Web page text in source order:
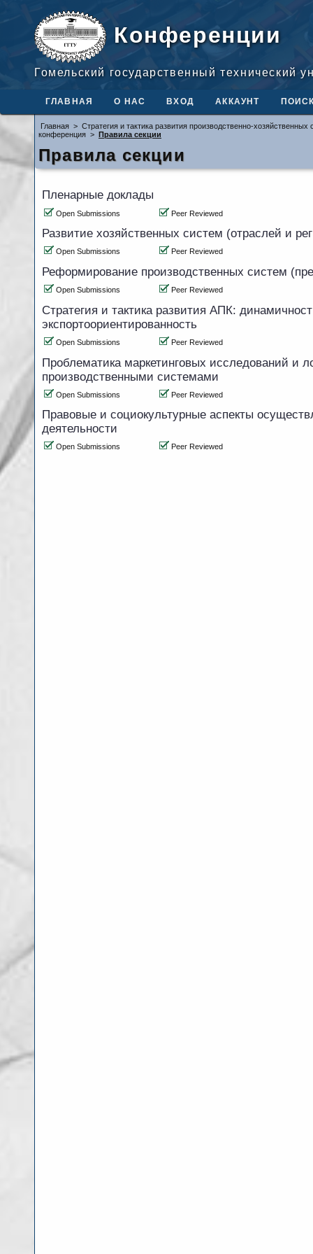
Конференции
Гомельский государственный технический
ГЛАВНАЯ О НАС ВХОД АККАУНТ
Главная > Стратегия и тактика развития производственно-хозяйственных
конференция > Правила секции
Правила секции
Пленарные доклады
Open Submissions Peer Reviewed
Развитие хозяйственных систем (отраслей и
Open Submissions Peer Reviewed
Реформирование производственных систем
Open Submissions Peer Reviewed
Стратегия и тактика развития АПК:
экспортоориентированность
Open Submissions Peer Reviewed
Проблематика маркетинговых исследований и
производственными системами
Open Submissions Peer Reviewed
Правовые и социокультурные аспекты
деятельности
Open Submissions Peer Reviewed